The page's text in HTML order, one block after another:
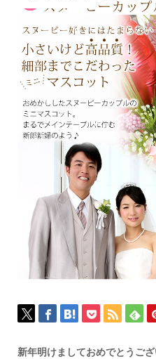
新年明けましておめでとうご